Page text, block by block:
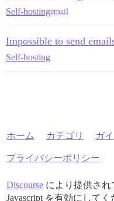
Self-hostingemail
Impossible to send
Self-hosting
ホーム カテゴリ ガ
プライバシーポリシー
Discourseにより提供され
Javascript を有効にしてく